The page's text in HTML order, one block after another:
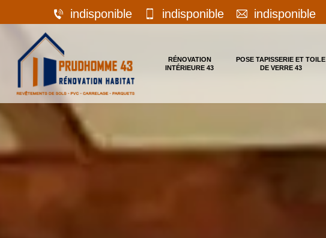
indisponible indisponible indisponible
RÉNOVATION
INTÉRIEURE 43
POSE TAPISSERIE ET TOILE
DE VERRE 43